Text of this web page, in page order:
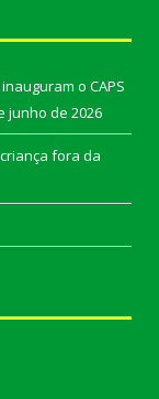
o CAPS
junho de 2026
criança fora da